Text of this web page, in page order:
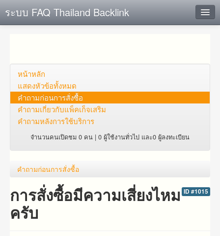
ระบบ FAQ Thailand Backlink
ตั้งคำถาม
ดูคำถาม
คุณต้องการที่จะลงทะเบียนหรือไม่?
หน้าหลัก
แสดงหัวข้อทั้งหมด
คำถาม​ก่อน​การ​สั่งซื้อ​
คำถาม​เกี่ยว​กับ​แพ็คเก็จ​เสริม
คำถามหลังการใช้บริการ
จำนวนคนเปิดชม 0 คน | 0 ผู้ใช้งานทั่วไป และ0 ผู้ลงทะเบียน
คำถาม​ก่อน​การ​สั่งซื้อ​
ID #1015
การสั่งซื้อมีความเสี่ยงไหม
ครับ